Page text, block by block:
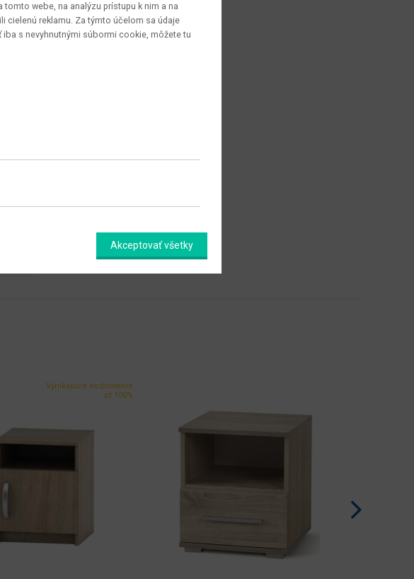
Vynikajúce hodnotenie
až 100%
webe, na analýzu prístupu k nim a na
cielenú reklamu. Za týmto účelom sa údaje
s nevyhnutnými súbormi cookie, môžete tu
Akceptovať všetky